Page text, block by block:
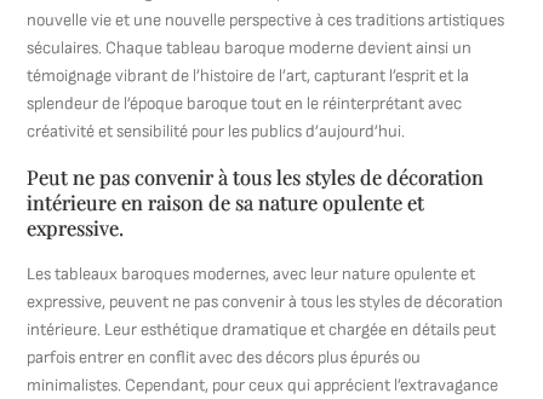
nouvelle vie et une nouvelle perspective à ces traditions artistiques
séculaires. Chaque tableau baroque moderne devient ainsi un
témoignage vibrant de l’histoire de l’art, capturant l’esprit et la
splendeur de l’époque baroque tout en le réinterprétant avec
créativité et sensibilité pour les publics d’aujourd’hui.
Peut ne pas convenir à tous les styles de décoration
intérieure en raison de sa nature opulente et
expressive.
Les tableaux baroques modernes, avec leur nature opulente et
expressive, peuvent ne pas convenir à tous les styles de décoration
intérieure. Leur esthétique dramatique et chargée en détails peut
parfois entrer en conflit avec des décors plus épurés ou
minimalistes. Cependant, pour ceux qui apprécient l’extravagance